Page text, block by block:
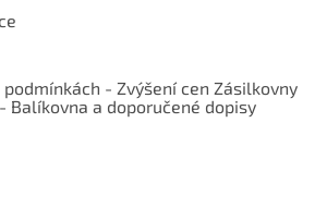
- Zvýšení cen Zásilkovny
Balíkovna a doporučené dopisy